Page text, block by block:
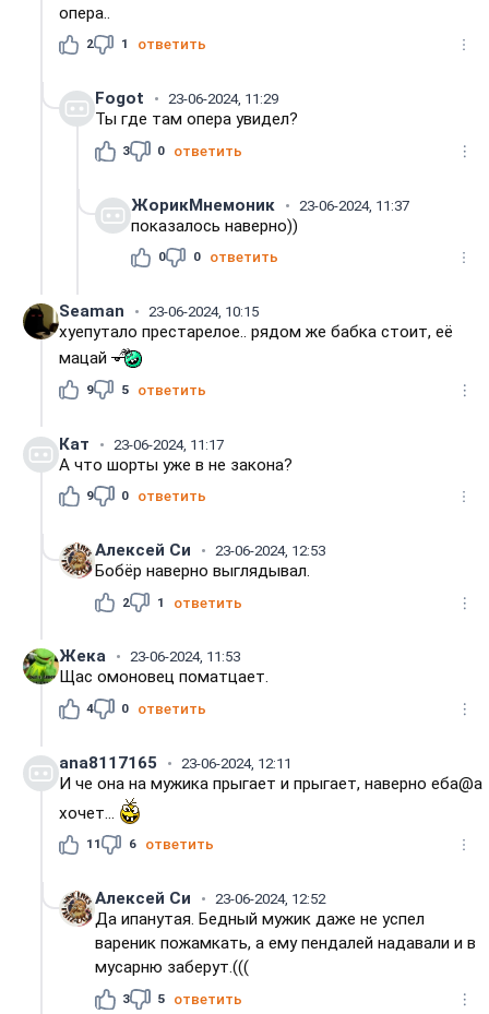
опера..
2 1 ответить
Fogot 23-06-2024, 11:29
Ты где там опера увидел?
3 0 ответить
ЖорикМнемоник 23-06-2024, 11:37
показалось наверно))
0 0 ответить
Seaman 23-06-2024, 10:15
хуепутало престарелое.. рядом же бабка стоит, её
мацай
9 5 ответить
Кат 23-06-2024, 11:17
А что шорты уже в не закона?
9 0 ответить
Алексей Си 23-06-2024, 12:53
Бобёр наверно выглядывал.
2 1 ответить
Жека 23-06-2024, 11:53
Щас омоновец поматцает.
4 0 ответить
ana8117165 23-06-2024, 12:11
И че она на мужика прыгает и прыгает, наверно еба@а
хочет...
11 6 ответить
Алексей Си 23-06-2024, 12:52
Да ипанутая. Бедный мужик даже не успел
вареник пожамкать, а ему пендалей надавали и в
мусарню заберут.(((
3 5 ответить